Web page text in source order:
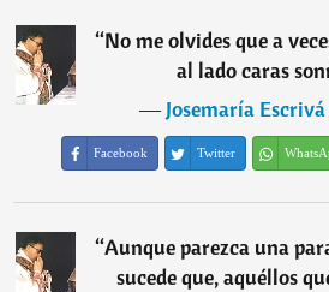
“No me olvides que a
al lado caras
―Josemaría
Facebook Twitter
“Aunque parezca una
sucede que, aquéllos